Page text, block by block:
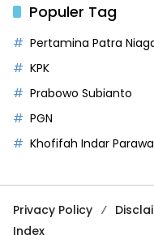
Populer Tag
Pertamina Patra
KPK
Prabowo Subianto
PGN
Khofifah Indar
Privacy Policy
Index